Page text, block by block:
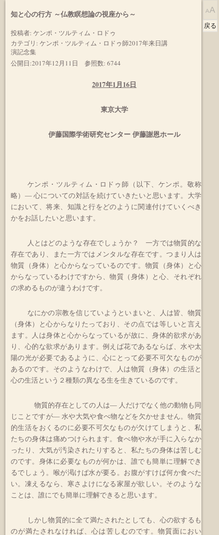
知と心の行方 ～仏教瞑想論の視座から～
投稿者: ケンポ・ツルティム・ロドゥ
カテゴリ: ケンポ・ツルティム・ロドゥ師2017年来日講
演記念集
公開日:2017年12月11日
参照数: 6744
2017年1月16日
東京大学
伊藤国際学術研究センター 伊藤謝恩ホール
ケンポ・ツルティム・ロドゥ師（以下、ケンポ。敬称
略）― 心についての対話を続けていきたいと思います。大学
において、将来、知識と行をどのように関連付けていくべき
かをお話したいと思います。
人とはどのような存在でしょうか？ 一方では物質的な
存在であり、また一方ではメンタルな存在です。つまり人は
物質（身体）と心からなっているのです。物質（身体）と心
からなっているわけですから、物質（身体）と心、それぞれ
の求めるものが違うわけです。
なにかの宗教を信じていようといまいと、人は皆、物質
（身体）と心からなりたっており、その点では等しいと言え
ます。人は身体と心からなっているが故に、身体的欲求があ
り、心的な欲求があります。例えば花であるならば、水や太
陽の光が必要であるように、心にとって必要不可欠なものが
あるのです。そのようなわけで、人は物質（身体）の生活と
心の生活という２種類の異なる生を生きているのです。
物質的存在としての人は― 人だけでなく他の動物も同
じことですが― 水や大気や食べ物などを欠かせません。物質
的生活をおくるのに必要不可欠なものが欠けてしまうと、私
たちの身体は痛めつけられます。食べ物や水が手に入らなか
ったり、大気が汚染されたりすると、私たちの身体は苦しむ
のです。身体に必要なものが何かは、誰でも簡単に理解でき
るでしょう。喉が渇けば水が要る。お腹がすけば何か食べた
い。凍えるなら、寒さよけになる家屋が欲しい。そのような
ことは、誰にでも簡単に理解できると思います。
しかし物質的に全て満たされたとしても、心の欲するも
のが満たされなければ、心は苦しむのです。物質面におい
戻る